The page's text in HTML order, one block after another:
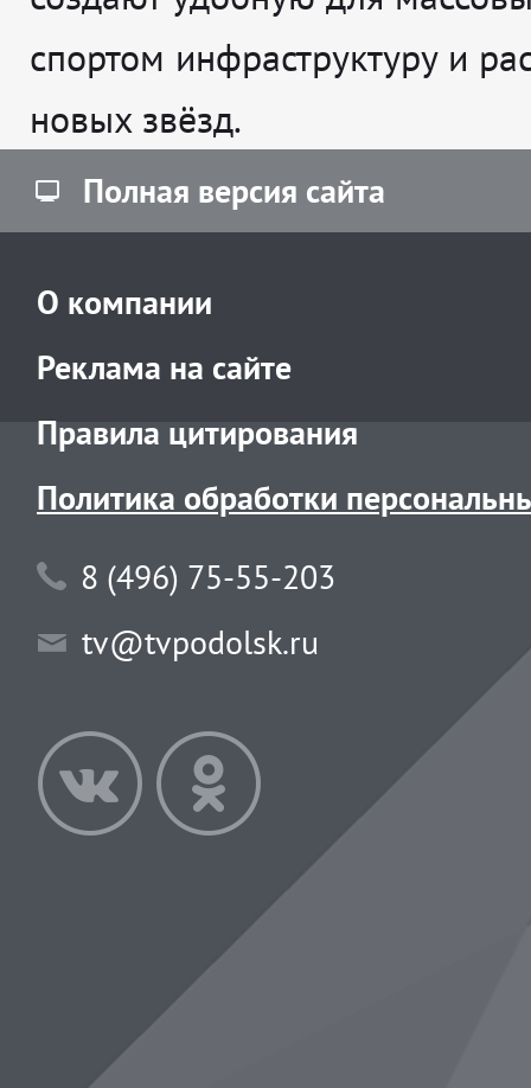
спортом инфраструктуру и
новых звёзд.
Полная версия сайта
О компании
Реклама на сайте
Правила цитирования
Политика обработки
8 (496) 75-55-203
tv@tvpodolsk.ru